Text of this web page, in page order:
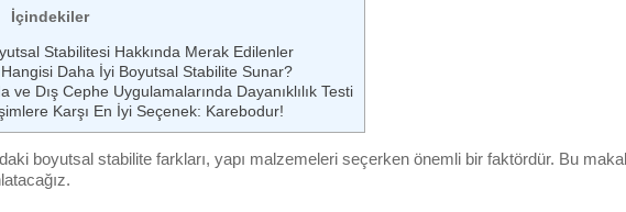
İçindekiler
Stabilitesi Hakkında Merak Edilenler
Daha İyi Boyutsal Stabilite Sunar?
Dış Cephe Uygulamalarında Dayanıklılık Testi
Karşı En İyi Seçenek: Karebodur!
boyutsal stabilite farkları, yapı malzemeleri seçerken önemli bir faktördür. Bu